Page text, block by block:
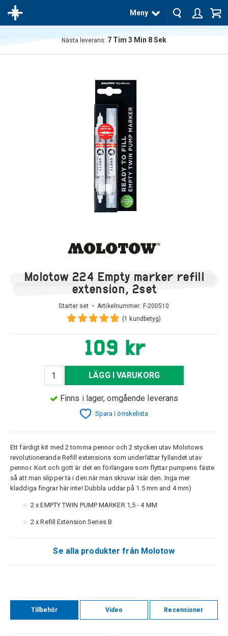
Meny
Nästa leverans: 7 Tim 3 Min 8Sek
Molotow 224 Empty marker refill
extension, 2set
Starter set • Artikelnummer: F-200510
(1 kundbetyg)
109 kr
LÄGG I VARUKORG
Finns i lager, omgående leverans
Spara i önskelista
Ett färdigt kit med 2 tomma pennor och 2 stycken utav Molotows
revolutionerande Refill extensions som underlättar fyllandet utav
pennor. Kort och gott är det en förlängare som flyttar pumpens fäste
så att man slipper ta i den när man skruvar isär den. Inga mer
kladdiga fingrar här inte! Dubbla uddar på 1.5 mm and 4 mm)
2 x EMPTY TWIN PUMP MARKER 1,5 - 4 MM
2 x Refill Extension Series B
Se alla produkter från Molotow
Tillbehör Video Recensioner